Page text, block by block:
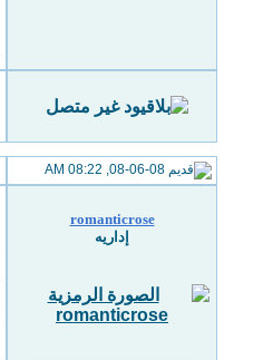
romanticrose
إداريه